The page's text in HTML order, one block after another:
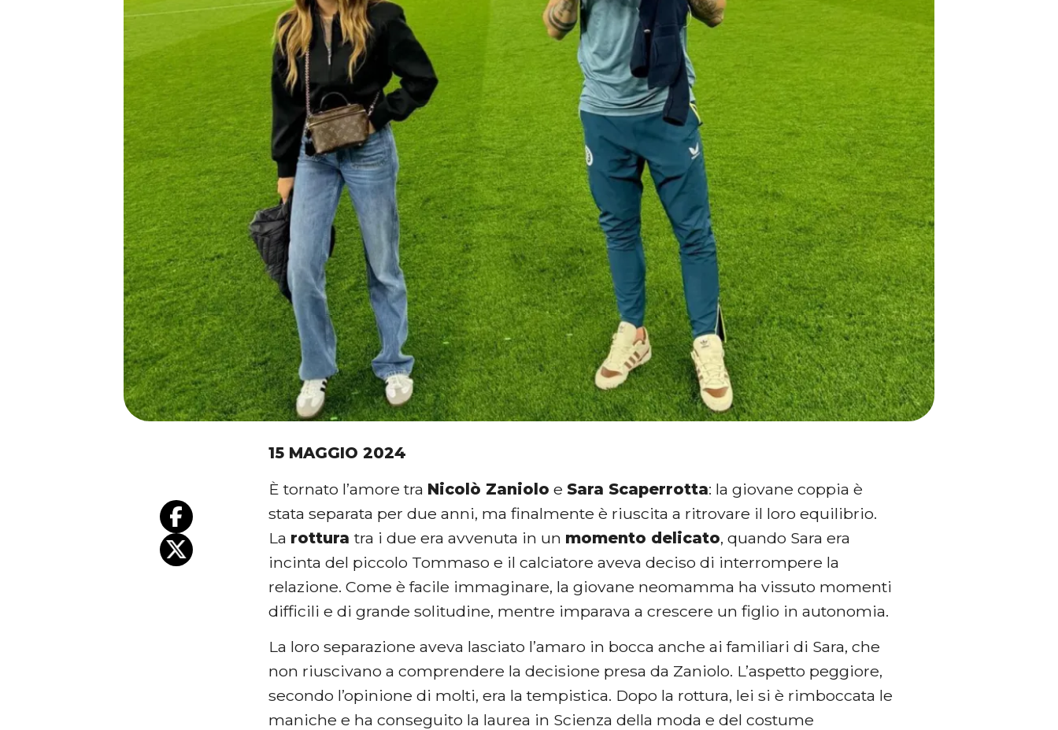
15 MAGGIO 2024
È tornato l’amore tra Nicolò Zaniolo e Sara Scaperrotta: la giovane coppia è
stata separata per due anni, ma finalmente è riuscita a ritrovare il loro equilibrio.
La rotturatra i due era avvenuta in un momento delicato, quando Sara era
incinta del piccolo Tommaso e il calciatore aveva deciso di interrompere la
relazione. Come è facile immaginare, la giovane neomamma ha vissuto momenti
difficili e di grande solitudine, mentre imparava a crescere un figlio in autonomia.
La loro separazione aveva lasciato l’amaro in bocca anche ai familiari di Sara, che
non riuscivano a comprendere la decisione presa da Zaniolo. L’aspetto peggiore,
secondo l’opinione di molti, era la tempistica. Dopo la rottura, lei si è rimboccata le
maniche e ha conseguito la laurea in Scienza della moda e del costume